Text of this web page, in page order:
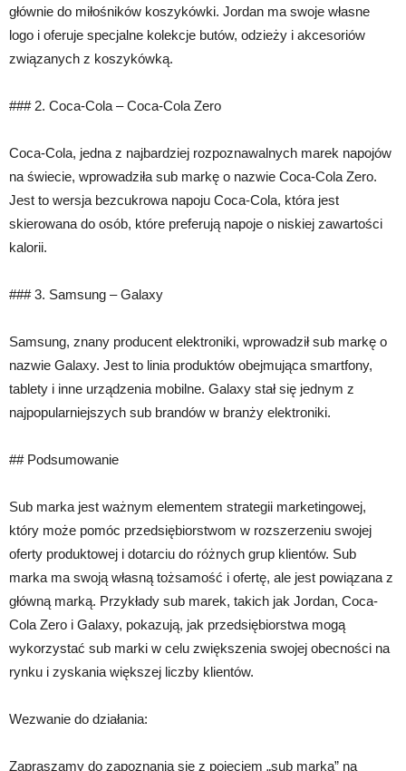
głównie do miłośników koszykówki. Jordan ma swoje własne
logo i oferuje specjalne kolekcje butów, odzieży i akcesoriów
związanych z koszykówką.
### 2. Coca-Cola – Coca-Cola Zero
Coca-Cola, jedna z najbardziej rozpoznawalnych marek napojów
na świecie, wprowadziła sub markę o nazwie Coca-Cola Zero.
Jest to wersja bezcukrowa napoju Coca-Cola, która jest
skierowana do osób, które preferują napoje o niskiej zawartości
kalorii.
### 3. Samsung – Galaxy
Samsung, znany producent elektroniki, wprowadził sub markę o
nazwie Galaxy. Jest to linia produktów obejmująca smartfony,
tablety i inne urządzenia mobilne. Galaxy stał się jednym z
najpopularniejszych sub brandów w branży elektroniki.
## Podsumowanie
Sub marka jest ważnym elementem strategii marketingowej,
który może pomóc przedsiębiorstwom w rozszerzeniu swojej
oferty produktowej i dotarciu do różnych grup klientów. Sub
marka ma swoją własną tożsamość i ofertę, ale jest powiązana z
główną marką. Przykłady sub marek, takich jak Jordan, Coca-
Cola Zero i Galaxy, pokazują, jak przedsiębiorstwa mogą
wykorzystać sub marki w celu zwiększenia swojej obecności na
rynku i zyskania większej liczby klientów.
Wezwanie do działania:
Zapraszamy do zapoznania się z pojęciem „sub marka” na